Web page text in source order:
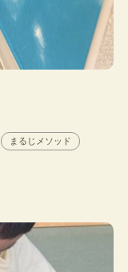
まるじメソッド